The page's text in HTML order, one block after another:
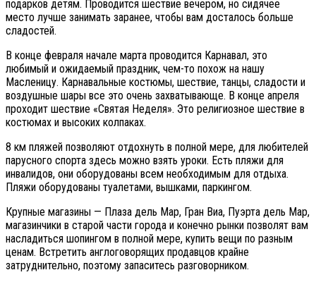
подарков детям. Проводится шествие вечером, но сидячее
место лучше занимать заранее, чтобы вам досталось больше
сладостей.
В конце февраля начале марта проводится Карнавал, это
любимый и ожидаемый праздник, чем-то похож на нашу
Масленицу. Карнавальные костюмы, шествие, танцы, сладости и
воздушные шары все это очень захватывающе. В конце апреля
проходит шествие «Святая Неделя». Это религиозное шествие в
костюмах и высоких колпаках.
8 км пляжей позволяют отдохнуть в полной мере, для любителей
парусного спорта здесь можно взять уроки. Есть пляжи для
инвалидов, они оборудованы всем необходимым для отдыха.
Пляжи оборудованы туалетами, вышками, паркингом.
Крупные магазины — Плаза дель Мар, Гран Виа, Пуэрта дель Мар,
магазинчики в старой части города и конечно рынки позволят вам
насладиться шопингом в полной мере, купить вещи по разным
ценам. Встретить англоговорящих продавцов крайне
затруднительно, поэтому запаситесь разговорником.